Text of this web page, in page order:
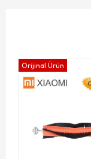
Orijinal Ürün